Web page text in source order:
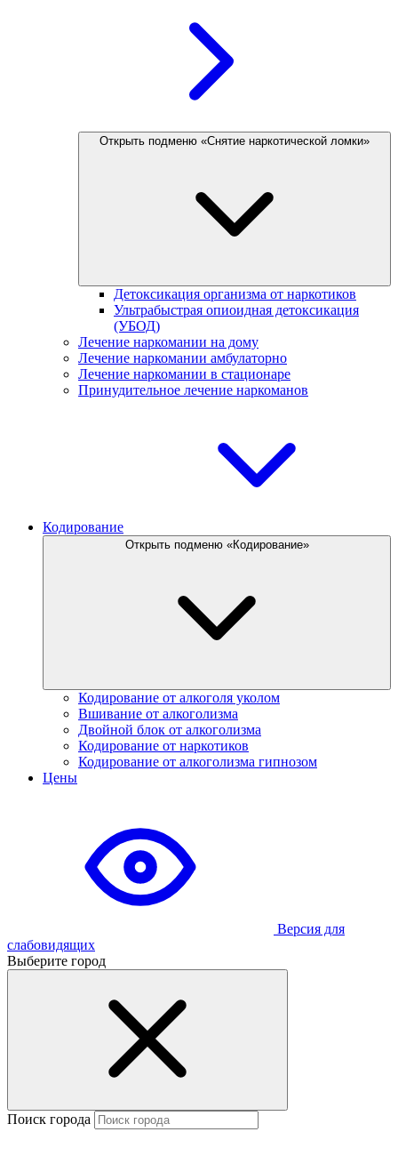
Открыть подменю «Снятие наркотической ломки»
Детоксикация организма от наркотиков
Ультрабыстрая опиоидная детоксикация
(УБОД)
Лечение наркомании на дому
Лечение наркомании амбулаторно
Лечение наркомании в стационаре
Принудительное лечение наркоманов
Кодирование
Открыть подменю «Кодирование»
Кодирование от алкоголя уколом
Вшивание от алкоголизма
Двойной блок от алкоголизма
Кодирование от наркотиков
Кодирование от алкоголизма гипнозом
Цены
Версия для
слабовидящих
Выберите город
Поиск города